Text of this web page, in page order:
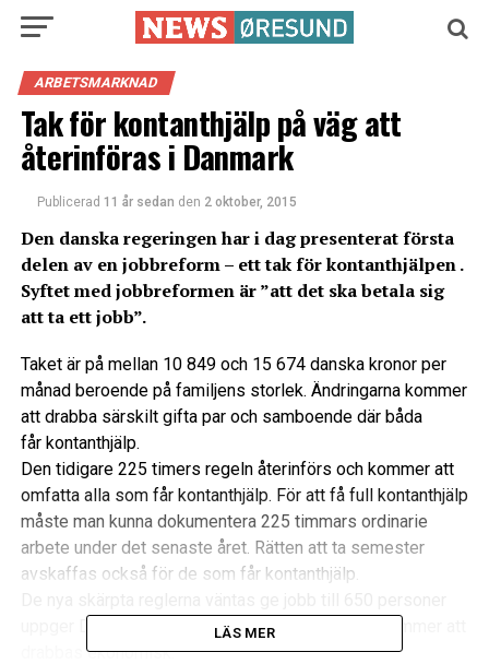
ARBETSMARKNAD
Tak för kontanthjälp på väg att
återinföras i Danmark
Publicerad 11 år sedan den 2 oktober, 2015
Den danska regeringen har i dag presenterat första
delen av en jobbreform – ett tak för kontanthjälpen .
Syftet med jobbreformen är ”att det ska betala sig
att ta ett jobb”.
Taket är på mellan 10 849 och 15 674 danska kronor per
månad beroende på familjens storlek. Ändringarna kommer
att drabba särskilt gifta par och samboende där båda
får kontanthjälp.
Den tidigare 225 timers regeln återinförs och kommer att
omfatta alla som får kontanthjälp. För att få full kontanthjälp
måste man kunna dokumentera 225 timmars ordinarie
arbete under det senaste året. Rätten att ta semester
avskaffas också för de som får kontanthjälp.
uppger Danmarks Radio. Men 22 800 personer kommer att
drabbas ekonomisk.
LÄS MER